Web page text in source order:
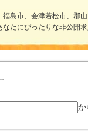
福島市、会津若松市、郡
たにぴったりな非公開求
か